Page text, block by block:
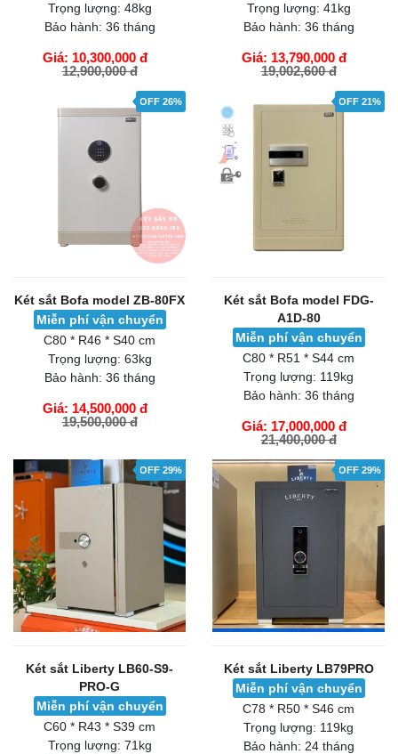
Trọng lượng: 48kg
Bảo hành: 36 tháng
Giá: 10,300,000 đ
12,900,000 đ
GIỎ HÀNG
Trọng lượng: 41kg
Bảo hành: 36 tháng
Giá: 13,790,000 đ
19,002,600 đ
GIỎ HÀNG
OFF 26%
Két sắt Bofa model ZB-80FX
Miễn phí vận chuyển
C80 * R46 * S40 cm
Trọng lượng: 63kg
Bảo hành: 36 tháng
Giá: 14,500,000 đ
19,500,000 đ
OFF 21%
Két sắt Bofa model FDG-
A1D-80
Miễn phí vận chuyển
C80 * R51 * S44 cm
Trọng lượng: 119kg
Bảo hành: 36 tháng
Giá: 17,000,000 đ
21,400,000 đ
GIỎ HÀNG
OFF 29%
Két sắt Liberty LB60-S9-
PRO-G
Miễn phí vận chuyển
C60 * R43 * S39 cm
Trọng lượng: 71kg
OFF 29%
Két sắt Liberty LB79PRO
Miễn phí vận chuyển
C78 * R50 * S46 cm
Trọng lượng: 119kg
Bảo hành: 24 tháng